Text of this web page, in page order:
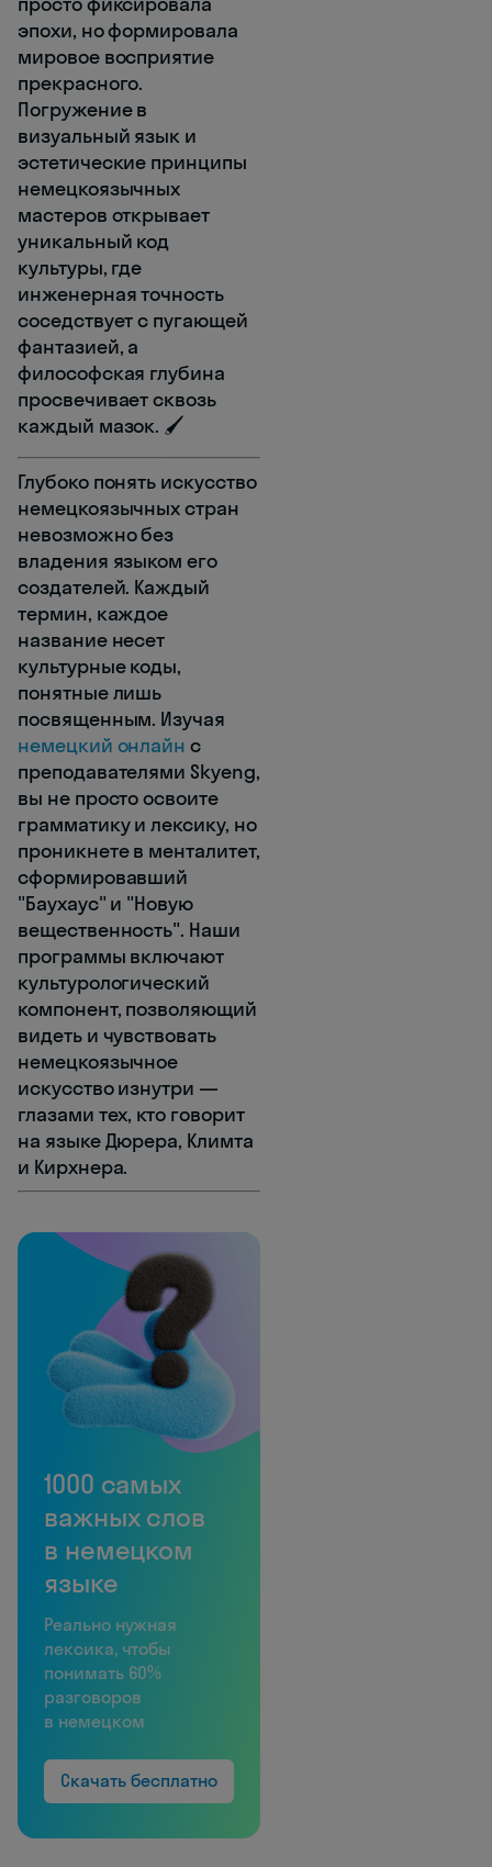
эпохи, но формировала
мировое восприятие
прекрасного.
Погружение в
визуальный язык и
эстетические принципы
немецкоязычных
мастеров открывает
уникальный код
культуры, где
инженерная точность
соседствует с пугающей
фантазией, а
философская глубина
просвечивает сквозь
каждый мазок. 🖌️
Глубоко понять искусство
немецкоязычных стран
невозможно без
владения языком его
создателей. Каждый
термин, каждое
название несет
культурные коды,
понятные лишь
посвященным. Изучая
немецкий онлайн с
преподавателями Skyeng,
вы не просто освоите
грамматику и лексику, но
проникнете в менталитет,
сформировавший
"Баухаус" и "Новую
вещественность". Наши
программы включают
культурологический
компонент, позволяющий
видеть и чувствовать
немецкоязычное
искусство изнутри —
глазами тех, кто говорит
на языке Дюрера, Климта
и Кирхнера.
1000 самых
важных слов
в немецком
языке
Реально нужная
лексика, чтобы
понимать 60%
разговоров
в немецком
Скачать бесплатно